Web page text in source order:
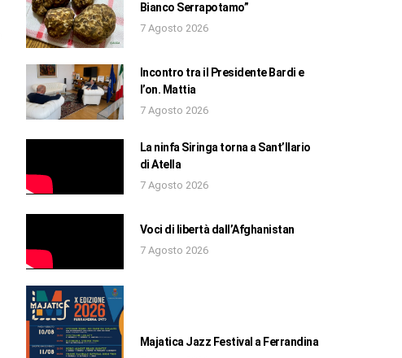
Bianco Serrapotamo”
7 Agosto 2026
Incontro tra il Presidente Bardi e
l’on. Mattia
7 Agosto 2026
La ninfa Siringa torna a Sant’Ilario
di Atella
7 Agosto 2026
Voci di libertà dall’Afghanistan
7 Agosto 2026
Majatica Jazz Festival a Ferrandina